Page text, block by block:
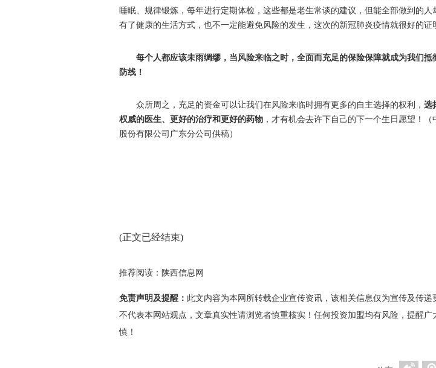
睡眠、规律锻炼，每年进行定期体检，这些都是老生常谈的建议，但能全部做到的人
有了健康的生活方式，也不一定能避免风险的发生，这次的新冠肺炎疫情就很好的证
每个人都应该未雨绸缪，当风险来临之时，全面而充足的保险保障就成为我们抵
防线！
众所周之，充足的资金可以让我们在风险来临时拥有更多的自主选择的权利， 选
权威的医生、更好的治疗和更好的药物 ，才有机会去许下自己的下一个生日愿望！
股份有限公司广东分公司供稿）
(正文已经结束)
推荐阅读： 陕西信息网
免责声明及提醒： 此文内容为本网所转载企业宣传资讯，该相关信息仅为宣传及传递
不代表本网站观点，文章真实性请浏览者慎重核实！任何投资加盟均有风险，提醒广
慎！